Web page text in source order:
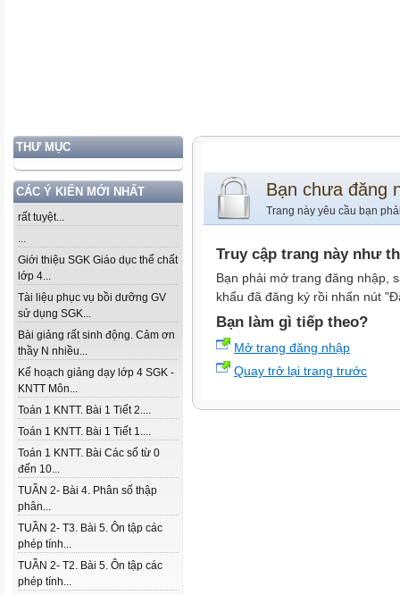
THƯ MỤC
CÁC Ý KIẾN MỚI NHẤT
rất tuyệt...
...
Giới thiệu SGK Giáo dục thể chất
lớp 4...
Tài liệu phục vụ bồi dưỡng GV
sử dụng SGK...
Bài giảng rất sinh động. Cảm ơn
thầy N nhiều...
Kế hoạch giảng dạy lớp 4 SGK -
KNTT Môn...
Toán 1 KNTT. Bài 1 Tiết 2....
Toán 1 KNTT. Bài 1 Tiết 1....
Toán 1 KNTT. Bài Các số từ 0
đến 10...
TUẦN 2- Bài 4. Phân số thập
phân...
TUẦN 2- T3. Bài 5. Ôn tập các
phép tính...
TUẦN 2- T2. Bài 5. Ôn tập các
phép tính...
Bạn chưa đăng
Trang này yêu cầu bạn
Truy cập trang này như
Bạn phải mở trang đăng nhập,
khẩu đã đăng ký rồi nhấn nút
Bạn làm gì tiếp theo?
Mở trang đăng nhập
Quay trở lại trang trước